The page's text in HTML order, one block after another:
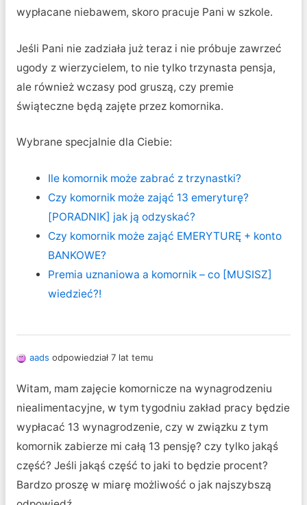
wypłacane niebawem, skoro pracuje Pani w szkole.
Jeśli Pani nie zadziała już teraz i nie próbuje zawrzeć
ugody z wierzycielem, to nie tylko trzynasta pensja,
ale również wczasy pod gruszą, czy premie
świąteczne będą zajęte przez komornika.
Wybrane specjalnie dla Ciebie:
Ile komornik może zabrać z trzynastki?
Czy komornik może zająć 13 emeryturę?
[PORADNIK] jak ją odzyskać?
Czy komornik może zająć EMERYTURĘ + konto
BANKOWE?
Premia uznaniowa a komornik – co [MUSISZ]
wiedzieć?!
aads odpowiedział 7 lat temu
Witam, mam zajęcie komornicze na wynagrodzeniu
niealimentacyjne, w tym tygodniu zakład pracy będzie
wypłacać 13 wynagrodzenie, czy w związku z tym
komornik zabierze mi całą 13 pensję? czy tylko jakąś
część? Jeśli jakąś część to jaki to będzie procent?
Bardzo proszę w miarę możliwość o jak najszybszą